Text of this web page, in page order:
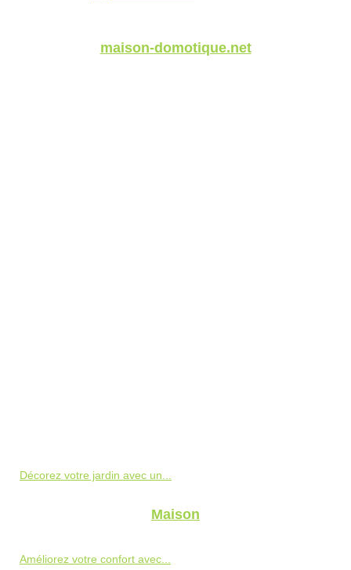
maison-domotique.net
Décorez votre jardin avec un...
Maison
Améliorez votre confort avec...